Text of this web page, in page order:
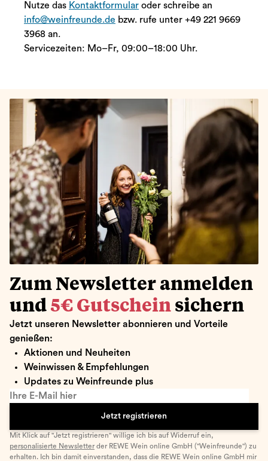
Nutze das Kontaktformular oder schreibe an
info@weinfreunde.de bzw. rufe unter +49 221 9669
3968 an.
Servicezeiten: Mo–Fr, 09:00–18:00 Uhr.
Zum Newsletter anmelden
und 5€ Gutschein sichern
Jetzt unseren Newsletter abonnieren und Vorteile
genießen:
Aktionen und Neuheiten
Weinwissen & Empfehlungen
Updates zu Weinfreunde plus
Ihre E-Mail hier
Jetzt registrieren
Mit Klick auf "Jetzt registrieren" willige ich bis auf Widerruf ein,
personalisierte Newsletter der REWE Wein online GmbH ("Weinfreunde") zu
erhalten. Ich bin damit einverstanden, dass die REWE Wein online GmbH mir